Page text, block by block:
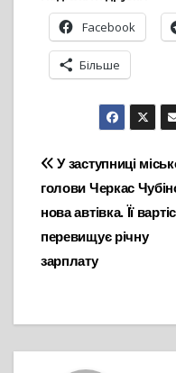
Facebook
Більше
Навігація
записів
У заступниці
голови Черкас
нова автівка. Її
перевищує річну
зарплату